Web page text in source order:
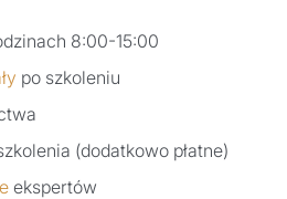
8:00-15:00
po szkoleniu
(dodatkowo płatne)
ekspertów